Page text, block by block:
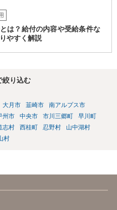
は？給付の内容や受給条件な
やすく解説
絞り込む
大月市 韮崎市
南アルプス市
州市 中央市 市川三郷町
早川町
志村 西桂町 忍野村
山中湖村
村